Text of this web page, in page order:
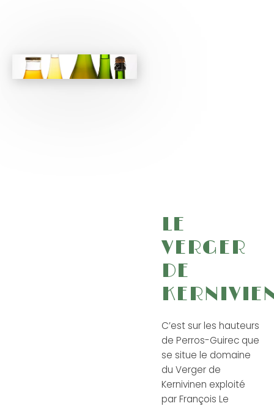
LE
VERGER
DE
C’est sur les hauteurs
de Perros-Guirec que
se situe le domaine
du Verger de
Kernivinen exploité
par François Le